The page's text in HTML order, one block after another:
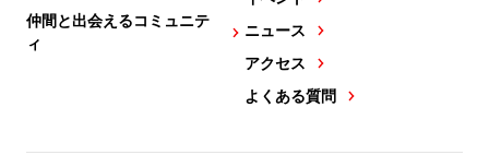
仲間と出会えるコミュニテ
ィ
ニュース
アクセス
よくある質問